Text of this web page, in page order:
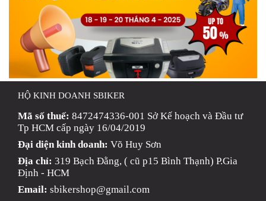
HỘ KINH DOANH SBIKER
Mã số thuế: 8472474336-001 Sở Kế hoạch và Đầu tư
Tp HCM cấp ngày 16/04/2019
Đại diện kinh doanh: Võ Huy Sơn
Địa chỉ: 319 Bạch Đằng, ( cũ p15 Bình Thạnh) P.Gia
Định - HCM
Email: sbikershop@gmail.com